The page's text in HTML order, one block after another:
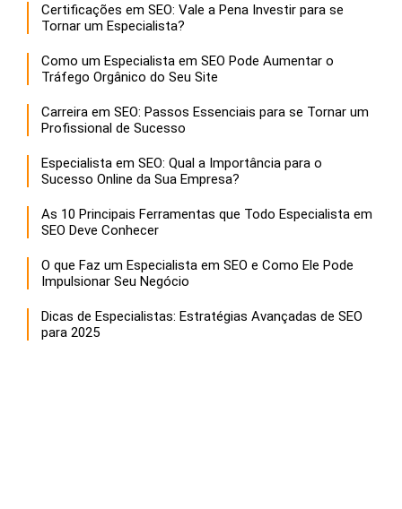
Certificações em SEO: Vale a Pena Investir para se
Tornar um Especialista?
Como um Especialista em SEO Pode Aumentar o
Tráfego Orgânico do Seu Site
Carreira em SEO: Passos Essenciais para se Tornar um
Profissional de Sucesso
Especialista em SEO: Qual a Importância para o
Sucesso Online da Sua Empresa?
As 10 Principais Ferramentas que Todo Especialista em
SEO Deve Conhecer
O que Faz um Especialista em SEO e Como Ele Pode
Impulsionar Seu Negócio
Dicas de Especialistas: Estratégias Avançadas de SEO
para 2025